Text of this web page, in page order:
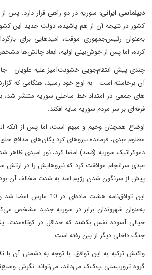
دیپلماسی ایرانی:
کشور در نتیجه آن از هم پاشیده، دولت جدید این
به‌عنوان رئیس‌جمهوری موقت، امیدهایی برای
کرده، اما پس از خوش‌بینی اولیه، ابعاد چالش‌ها
چندی پیش انتقام‌جویی خشونت‌آمیز علیه علویان -
آن برخاسته است - به اوج خود رسید، هنگامی که
های جمعی در امتداد خط ساحلی سوریه منتشر شد،
فرقه‌ای بر سر مردم سوریه سایه افکند.
اوضاع همچنان وخیم و مبهم است، اما پس از آنکه
دموکراتیک سوریه (قسد) امضا کرد، نور امیدی ظاهر
عبدی سرانجام موافقت کرد که نیروهایش را در ارتش
پیش از سرنگون شدن رژیم اسد به شدت مخالف آن
این توافق‌نامه هشت ماده‌ای
به‌عنوان شهروندان برابر در سوریه جدید مشخص
خیالی آسوده نفس بکشند که حداقل در کوتاه‌مدت،
جنگ داخلی دیگر از بین رفته است.
گروه تروریستی پ‌ک‌ک می‌داند، می‌تواند نگرش